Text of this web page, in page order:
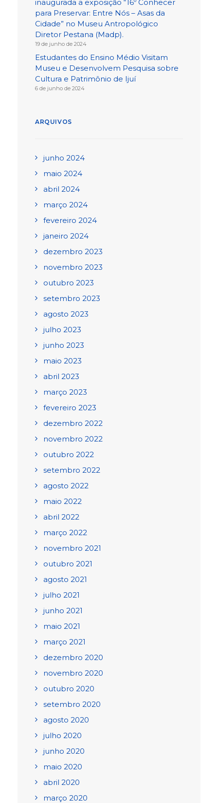
inaugurada a exposição “16º Conhecer
para Preservar: Entre Nós – Asas da
Cidade” no Museu Antropológico
Diretor Pestana (Madp).
19 de junho de 2024
Estudantes do Ensino Médio Visitam
Museu e Desenvolvem Pesquisa sobre
Cultura e Patrimônio de Ijuí
6 de junho de 2024
ARQUIVOS
junho 2024
maio 2024
abril 2024
março 2024
fevereiro 2024
janeiro 2024
dezembro 2023
novembro 2023
outubro 2023
setembro 2023
agosto 2023
julho 2023
junho 2023
maio 2023
abril 2023
março 2023
fevereiro 2023
dezembro 2022
novembro 2022
outubro 2022
setembro 2022
agosto 2022
maio 2022
abril 2022
março 2022
novembro 2021
outubro 2021
agosto 2021
julho 2021
junho 2021
maio 2021
março 2021
dezembro 2020
novembro 2020
outubro 2020
setembro 2020
agosto 2020
julho 2020
junho 2020
maio 2020
abril 2020
março 2020